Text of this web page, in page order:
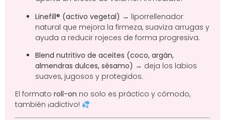
Linefill® (activo vegetal) → liporrellenador
natural que mejora la firmeza, suaviza arrugas y
ayuda a reducir rojeces de forma progresiva.
Blend nutritivo de aceites (coco, argán,
almendras dulces, sésamo) → deja los labios
suaves, jugosos y protegidos.
El formato roll-on no solo es práctico y cómodo,
también ¡adictivo!